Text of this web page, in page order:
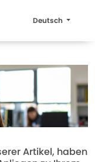
Deutsch
Artikel, haben